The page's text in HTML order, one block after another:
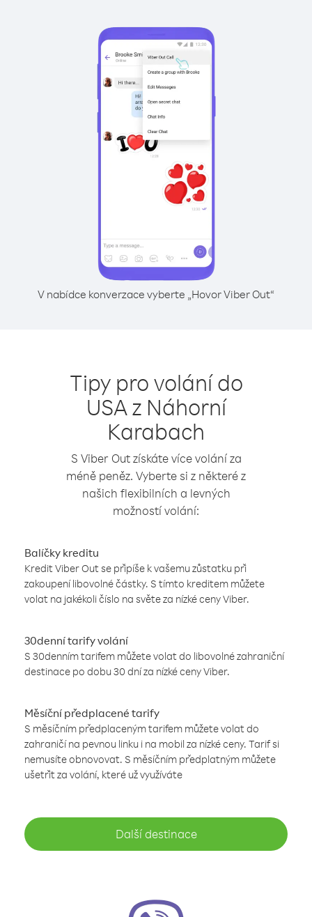
V nabídce konverzace vyberte „Hovor Viber Out“
Tipy pro volání do
USA z Náhorní
Karabach
S Viber Out získáte více volání za
méně peněz. Vyberte si z některé z
našich flexibilních a levných
možností volání:
Balíčky kreditu
Kredit Viber Out se připíše k vašemu zůstatku při
zakoupení libovolné částky. S tímto kreditem můžete
volat na jakékoli číslo na světe za nízké ceny Viber.
30denní tarify volání
S 30denním tarifem můžete volat do libovolné zahraniční
destinace po dobu 30 dní za nízké ceny Viber.
Měsíční předplacené tarify
S měsíčním předplaceným tarifem můžete volat do
zahraničí na pevnou linku i na mobil za nízké ceny. Tarif si
nemusíte obnovovat. S měsíčním předplatným můžete
ušetřit za volání, které už využíváte
Další destinace